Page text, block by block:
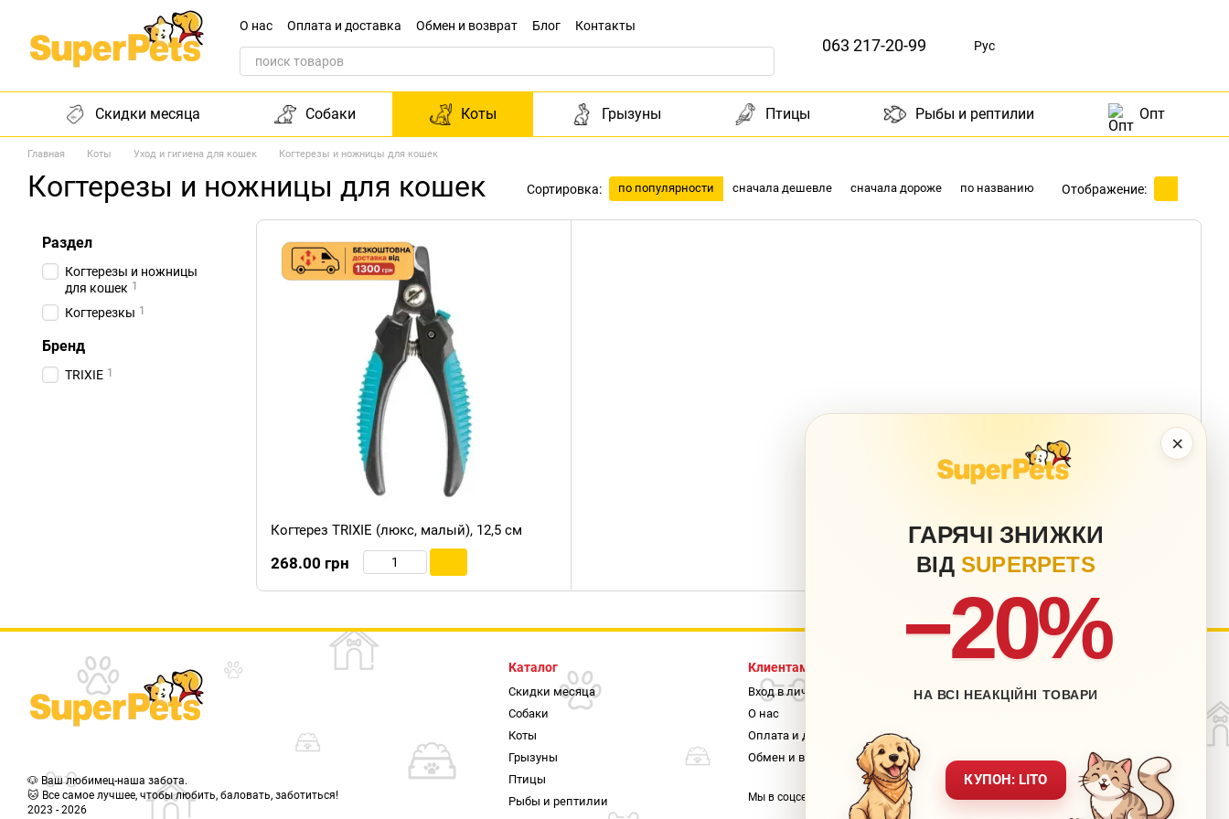
Перейти к основному контенту
×
ГАРЯЧІ ЗНИЖКИ
ВІД SUPERPETS
−20%
НА ВСІ НЕАКЦІЙНІ ТОВАРИ
КУПОН: LITO
О нас Оплата и доставка Обмен и возврат Блог
Контакты
Обращение к директору
063 217-20-99 Рус
Скидки месяца Собаки Коты Грызуны Птицы Рыбы и рептилии Опт
Главная Коты Уход и гигиена для кошек Когтерезы и ножницы для кошек
Когтерезы и ножницы для кошек Сортировка: по популярности сначала дешевле сначала дороже по названию Отображение:
Когтерез TRIXIE (люкс, малый), 12,5 см
268.00 грн
Раздел
Когтерезы и ножницы
для кошек 1
Когтерезкы 1
Бренд
TRIXIE 1
🐶 Ваш любимец-наша забота.
🐱 Все самое лучшее, чтобы любить, баловать, заботиться!
2023 - 2026
Каталог
Скидки месяца
Собаки
Коты
Грызуны
Птицы
Рыбы и рептилии
Клиентам
Вход в личный кабинет
О нас
Оплата и доставка
Обмен и возврат
Блог
Обращение к директору
Мы в соцсетях